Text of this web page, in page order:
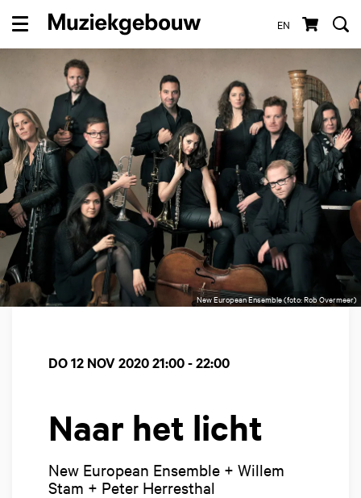
EN
Menu
New European Ensemble (foto: Rob Overmeer)
Naar het licht
New European Ensemble + Willem
Stam + Peter Herresthal
DO 12 NOV 202021:00 - 22:00